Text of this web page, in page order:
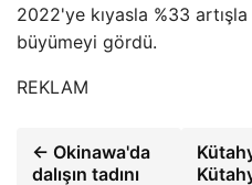
2022'ye kıyasla %33
büyümeyi gördü.
REKLAM
← Okinawa'da
dalışın tadını